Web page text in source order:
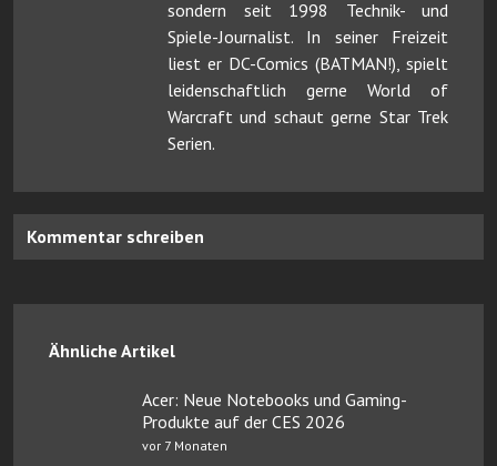
sondern seit 1998 Technik- und
Spiele-Journalist. In seiner Freizeit
liest er DC-Comics (BATMAN!), spielt
leidenschaftlich gerne World of
Warcraft und schaut gerne Star Trek
Serien.
Kommentar schreiben
Ähnliche Artikel
Acer: Neue Notebooks und Gaming-
Produkte auf der CES 2026
vor 7 Monaten